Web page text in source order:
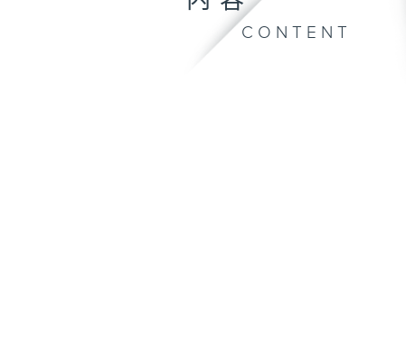
CONTENT